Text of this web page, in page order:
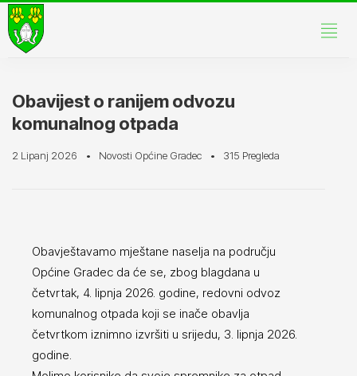
Obavijest o ranijem odvozu
komunalnog otpada
2 Lipanj 2026 Novosti Općine Gradec 315 Pregleda
Obavještavamo mještane naselja na području
Općine Gradec da će se, zbog blagdana u
četvrtak, 4. lipnja 2026. godine, redovni odvoz
komunalnog otpada koji se inače obavlja
četvrtkom iznimno izvršiti u srijedu, 3. lipnja 2026.
godine.